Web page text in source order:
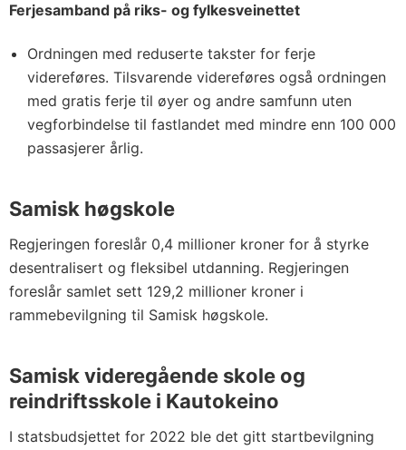
Ferjesamband på riks- og fylkesveinettet
Ordningen med reduserte takster for ferje
videreføres. Tilsvarende videreføres også ordningen
med gratis ferje til øyer og andre samfunn uten
vegforbindelse til fastlandet med mindre enn 100 000
passasjerer årlig.
Samisk høgskole
Regjeringen foreslår 0,4 millioner kroner for å styrke
desentralisert og fleksibel utdanning. Regjeringen
foreslår samlet sett 129,2 millioner kroner i
rammebevilgning til Samisk høgskole.
Samisk videregående skole og
reindriftsskole i Kautokeino
I statsbudsjettet for 2022 ble det gitt startbevilgning